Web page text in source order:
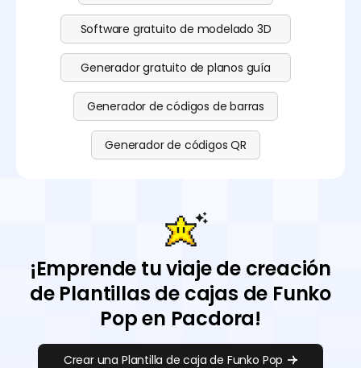
Software gratuito de modelado 3D
Generador gratuito de planos guía
Generador de códigos de barras
Generador de códigos QR
¡Emprende tu viaje de creación
de Plantillas de cajas de Funko
Pop en Pacdora!
Crear una Plantilla de caja de Funko Pop